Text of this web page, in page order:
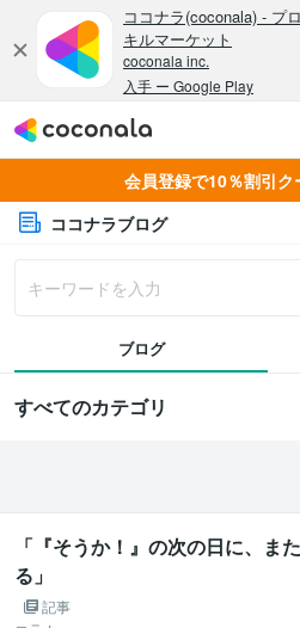
会員登録で10％割引ク
ココナラブログ
ブログ
すべてのカテゴリ
「『そうか！』の次の日に、ま
る」
記事